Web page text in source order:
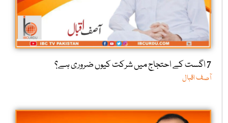
7 اگست کے احتجاج میں شرکت کیوں ضروری ہے؟
آصف اقبال